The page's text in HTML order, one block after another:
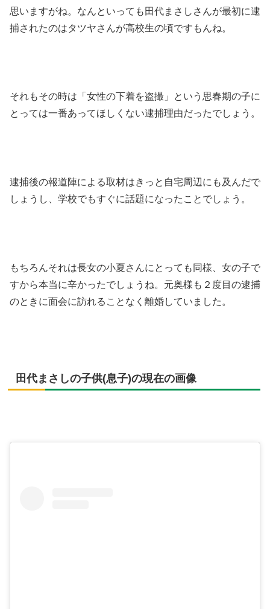
思いますがね。なんといっても田代まさしさんが最初に逮
捕されたのはタツヤさんが高校生の頃ですもんね。
それもその時は「女性の下着を盗撮」という思春期の子に
とっては一番あってほしくない逮捕理由だったでしょう。
逮捕後の報道陣による取材はきっと自宅周辺にも及んだで
しょうし、学校でもすぐに話題になったことでしょう。
もちろんそれは長女の小夏さんにとっても同様、女の子で
すから本当に辛かったでしょうね。元奥様も２度目の逮捕
のときに面会に訪れることなく離婚していました。
田代まさしの子供(息子)の現在の画像